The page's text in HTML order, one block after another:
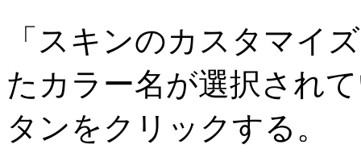
「スキンのカスタマイ
たカラー名が選択され
タンをクリックする。